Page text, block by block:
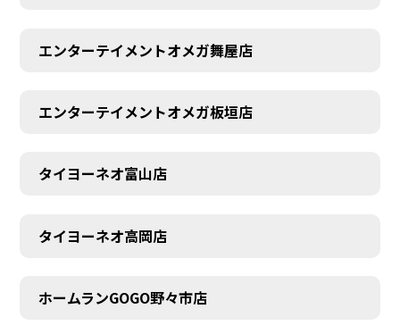
エンターテイメントオメガ舞屋店
エンターテイメントオメガ板垣店
タイヨーネオ富山店
タイヨーネオ高岡店
ホームランGOGO野々市店